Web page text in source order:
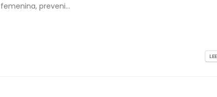
femenina, preveni...